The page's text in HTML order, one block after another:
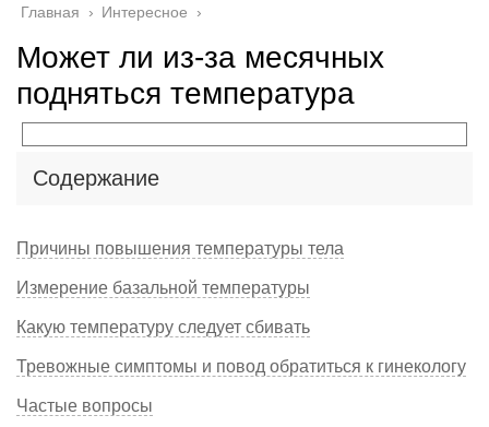
Главная › Интересное ›
Может ли из-за месячных
подняться температура
Содержание
Причины повышения температуры тела
Измерение базальной температуры
Какую температуру следует сбивать
Тревожные симптомы и повод обратиться к гинекологу
Частые вопросы